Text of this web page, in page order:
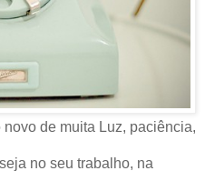
de muita Luz, paciência,
no seu trabalho, na